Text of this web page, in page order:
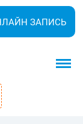
ЗАПИСЬ